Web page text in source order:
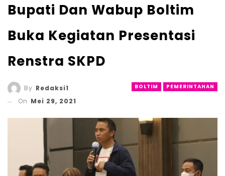
Bupati Dan Wabup Boltim
Buka Kegiatan Presentasi
Renstra SKPD
BOLTIM PEMERINTAHAN
By Redaksi1
On Mei 29, 2021